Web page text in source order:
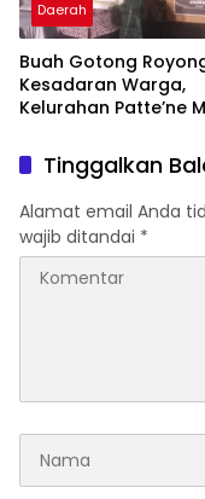
Daerah
Buah Gotong
Kesadaran Warga,
Kelurahan Patte’ne
2026Tinggalkan
Alamat email Anda
wajib ditandai *